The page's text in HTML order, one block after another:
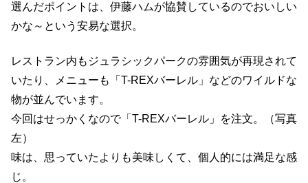
選んだポイントは、伊藤ハムが協賛しているのでおいしい
かな～という安易な選択。
レストラン内もジュラシックパークの雰囲気が再現されて
いたり、メニューも「T-REXバーレル」などのワイルドな
物が並んでいます。
今回はせっかくなので「T-REXバーレル」を注文。（写真
左）
味は、思っていたよりも美味しくて、個人的には満足な感
じ。